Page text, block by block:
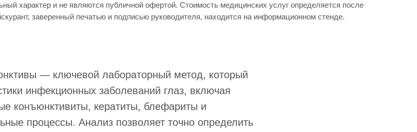
характер и не являются публичной офертой. Стоимость медицинских услуг определяется после
заверенный печатью и подписью руководителя, находится на информационном стенде.
— ключевой лабораторный метод, который
инфекционных заболеваний глаз, включая
конъюнктивиты, кератиты, блефариты и
процессы. Анализ позволяет точно определить